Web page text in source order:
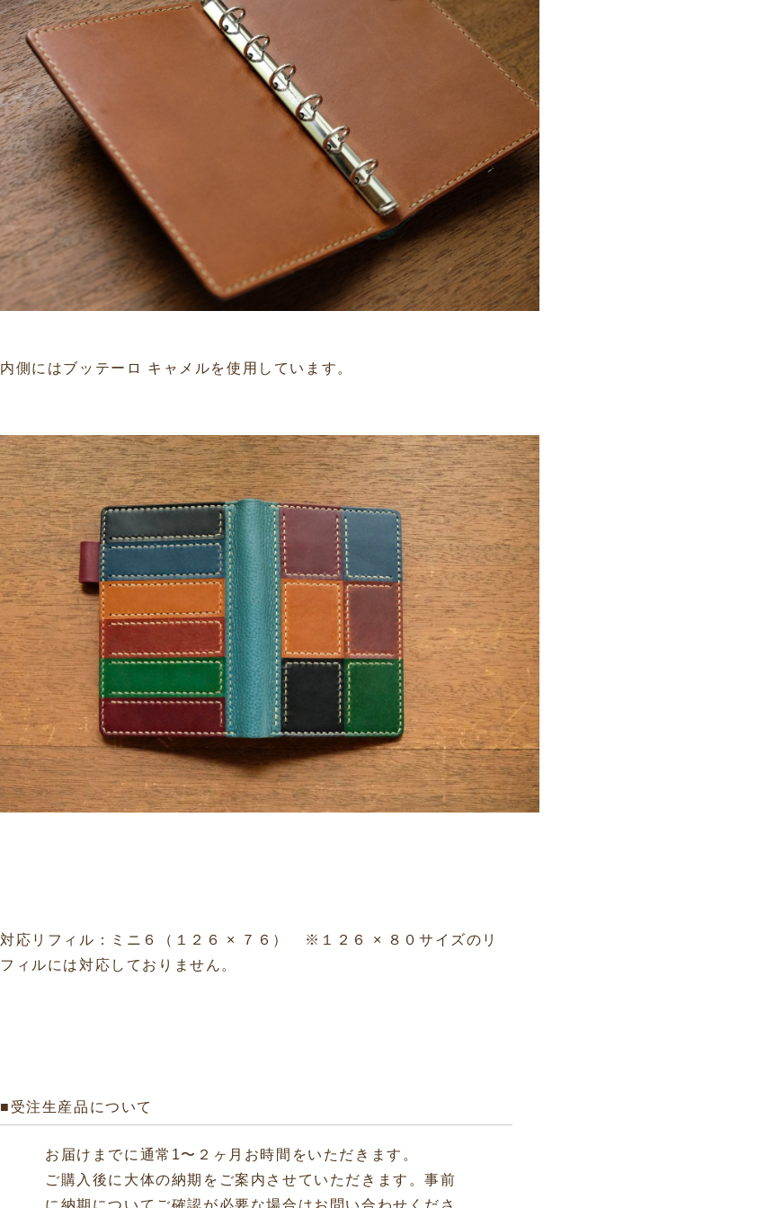
内側にはブッテーロ キャメルを使用しています。
対応リフィル：ミニ６（１２６ × ７６） ※１２６ × ８０サイズのリ
フィルには対応しておりません。
■受注生産品について
お届けまでに通常1〜２ヶ月お時間をいただきます。
ご購入後に大体の納期をご案内させていただきます。事前
に納期についてご確認が必要な場合はお問い合わせくださ